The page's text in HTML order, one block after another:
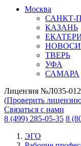
Москва
САНКТ-
КАЗАНЬ
ТВЕРЬ
УФА
САМАРА
Лицензия №Л035-
(Проверить
Связаться с нами
8 (499) 285-05-35 8
ЭГО